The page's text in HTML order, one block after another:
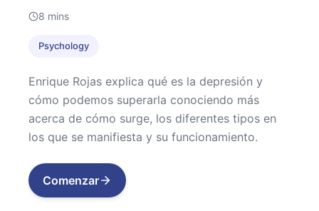
8 mins
Psychology
Enrique Rojas explica qué es la depresión y
cómo podemos superarla conociendo más
acerca de cómo surge, los diferentes tipos en
los que se manifiesta y su funcionamiento.
Comenzar